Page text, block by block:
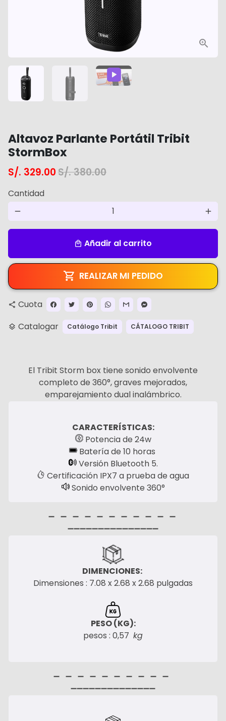
Altavoz Parlante Portátil Tribit
StormBox
S/. 329.00S/. 380.00
Cantidad
remove add
local_mall Añadir al carrito
REALIZAR MI PEDIDO
share Cuota
layers Catalogar Catálogo Tribit CÁTALOGO TRIBIT
El Tribit Storm box tiene sonido envolvente
completo de 360°, graves mejorados,
emparejamiento dual inalámbrico.
CARACTERÍSTICAS:
Potencia de 24w
Batería de 10 horas
Versión Bluetooth 5.
Certificación IPX7 a prueba de agua
Sonido envolvente 360°
➖ ➖ ➖ ➖ ➖ ➖ ➖ ➖ ➖ ➖ ➖
➖➖➖➖➖➖➖➖➖➖➖➖➖➖➖
DIMENCIONES:
Dimensiones : 7.08 x 2.68 x 2.68 pulgadas
PESO (KG):
pesos : 0,57 kg
➖ ➖ ➖ ➖ ➖ ➖ ➖ ➖ ➖ ➖
➖➖➖➖➖➖➖➖➖➖➖➖➖➖